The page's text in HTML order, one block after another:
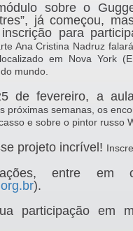
sobre o
já começou,
para
Ana Cristina Nadruz
em Nova York
mundo.
de fevereiro, a
próximas semanas, os
e sobre o pintor russo
projeto incrível!
entre em
).
participação em